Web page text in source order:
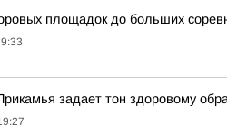
площадок до больших
задает тон здоровому